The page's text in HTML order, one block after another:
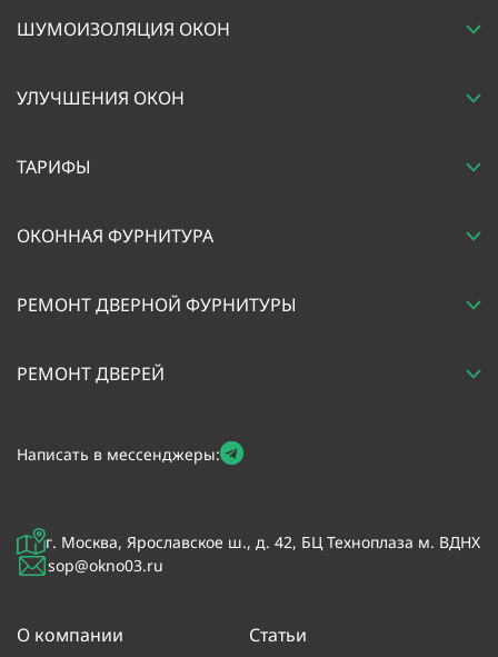
г. Москва, Ярославское ш., д. 42, БЦ Техноплаза м. ВДНХ
sop@okno03.ru
О компании Статьи
Написать в мессенджеры:
ШУМОИЗОЛЯЦИЯ ОКОН
УЛУЧШЕНИЯ ОКОН
ТАРИФЫ
ОКОННАЯ ФУРНИТУРА
РЕМОНТ ДВЕРНОЙ ФУРНИТУРЫ
РЕМОНТ ДВЕРЕЙ